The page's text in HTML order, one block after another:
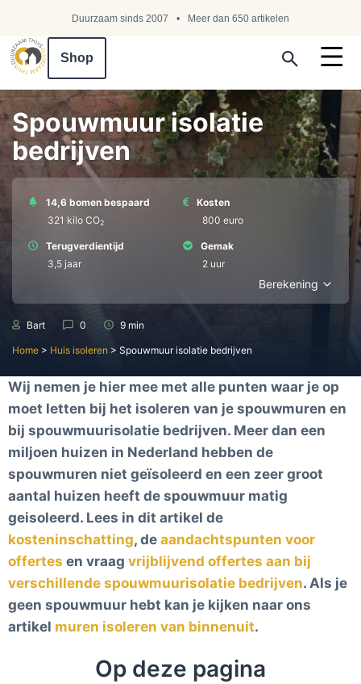
Duurzaam sinds 2007 Meer dan 650 artikelen
Shop
Spouwmuur isolatie
bedrijven
14,6 bomen bespaard
321 kilo СО2
Kosten
800 euro
Terugverdientijd
3,5 jaar
Gemak
2 uur
Berekening
Bart 0 9 min
Home > Huis isoleren > Spouwmuur isolatie bedrijven
Wij nemen je hier mee met alle punten waar je op
moet letten bij het isoleren van je spouwmuren en
bij spouwmuurisolatie bedrijven. Meer dan een
miljoen huizen in Nederland hebben de
spouwmuren niet geïsoleerd en een zeer groot
aantal huizen heeft de spouwmuur matig
geisoleerd. Lees in dit artikel de
kosteninschatting, de aandachtspunten voor
offertes en vraag vrijblijvend offertes aan bij
verschillende spouwmuurisolatie bedrijven. Als je
geen spouwmuur hebt kan je kijken naar ons
artikel muren isoleren van binnenuit.
Op deze pagina